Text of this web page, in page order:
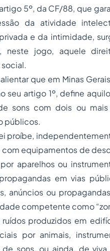
5º, da CF/88, que
da atividade
e da intimidade,
neste jogo, aquele
que em Minas
seu artigo 1º, define
sons com dois ou
públicos.
proíbe,
equipamentos de
aparelhos ou
em vias
anúncios ou
competente como
produzidos em
por animais,
sons, ou ainda, de